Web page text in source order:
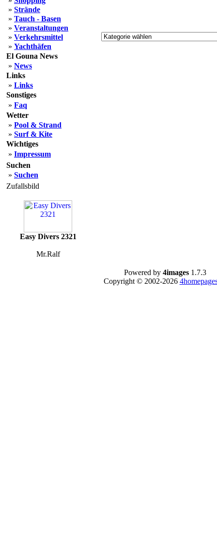
» Strände
» Tauch - Basen
» Veranstaltungen
» Verkehrsmittel
» Yachthäfen
El Gouna News
» News
Links
» Links
Sonstiges
» Faq
Wetter
» Pool & Strand
» Surf & Kite
Wichtiges
» Impressum
Suchen
» Suchen
Zufallsbild
Easy Divers 2321
Mr.Ralf
Powered by 4images 1.7.3
Copyright © 2002-2026